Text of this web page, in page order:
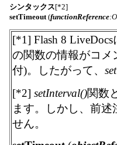
シンタックス[*2]
setTimeout(functionReference
[*1] Flash 8 LiveDocs
の関数の情報がコメ
付)。したがって、
[*2] setInterval()関数
ます。しかし、前
せん。